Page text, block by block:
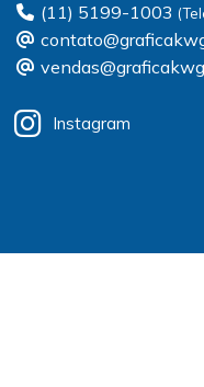
(11) 5199-1003
Instagram